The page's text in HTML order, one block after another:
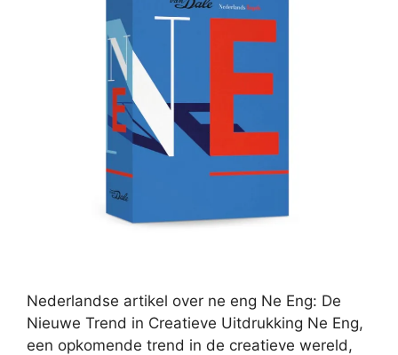
Nederlandse artikel over ne eng Ne Eng: De
Nieuwe Trend in Creatieve Uitdrukking Ne Eng,
een opkomende trend in de creatieve wereld,